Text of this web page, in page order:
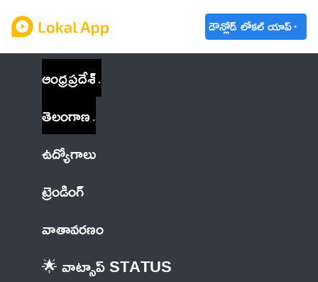
డౌన్లోడ్ లోకల్ యాప్
ఆంధ్రప్రదేశ్
తెలంగాణ
ఉద్యోగాలు
ట్రెండింగ్
వాతావరణం
🌟 వాట్సాప్ STATUS